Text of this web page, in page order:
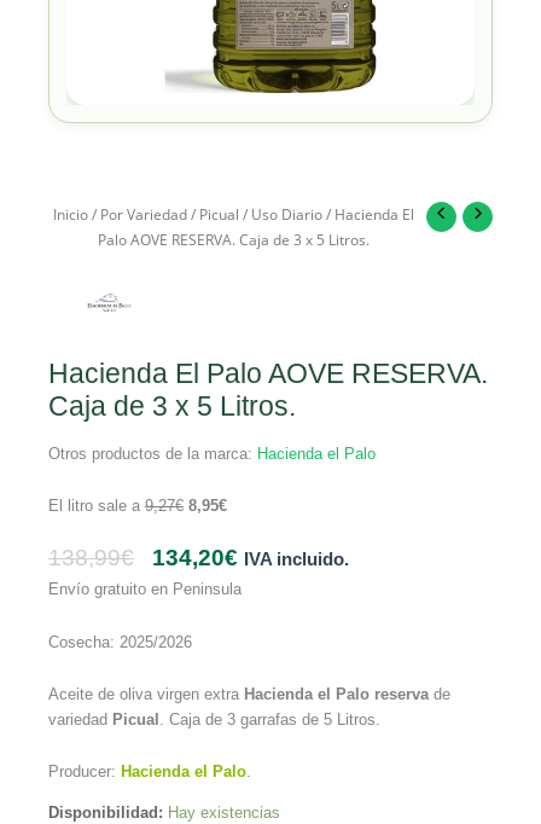
Inicio/ Por Variedad/ Picual / Uso Diario/ Hacienda El
Palo AOVE RESERVA. Caja de 3 x 5 Litros.
Hacienda El Palo AOVE RESERVA.
Caja de 3 x 5 Litros.
Otros productos de la marca: Hacienda el Palo
El litro sale a 9,27€ 8,95€
138,99€ 134,20€ IVA incluido.
Envío gratuito en Peninsula
Cosecha: 2025/2026
Aceite de oliva virgen extra Hacienda el Palo reservade
variedad Picual . Caja de 3 garrafas de 5 Litros.
Producer: Hacienda el Palo.
Disponibilidad: Hay existencias